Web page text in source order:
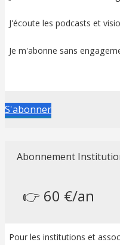
J'écoute les podcasts et
Je m'abonne sans
S'abonner
Abonnement
👉 60 €/an
Pour les institutions et